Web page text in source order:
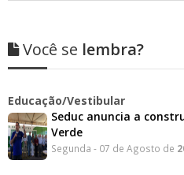
Você se lembra?
Educação/Vestibular
Seduc anuncia a
Verde
Segunda - 07 de Agosto de